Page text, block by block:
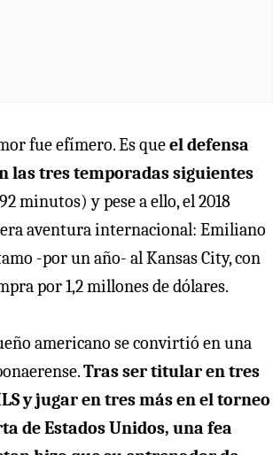
fue efímero. Es queel defensa
las tres temporadas siguientes
minutos) y pese a ello, el 2018
aventura internacional: Emiliano
-por un año- al Kansas City, con
por 1,2 millones de dólares.
americano se convirtió en una
Tras ser titular en tres
y jugar en tres más en el torneo
de Estados Unidos, una fea